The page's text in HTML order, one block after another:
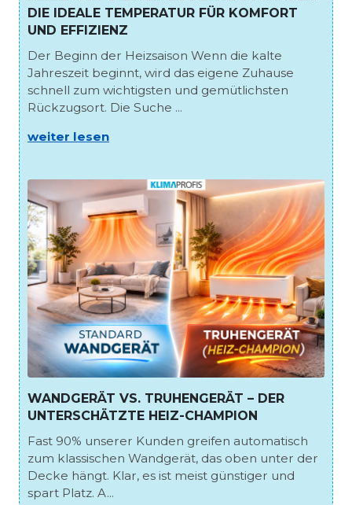
DIE IDEALE TEMPERATUR FÜR KOMFORT
UND EFFIZIENZ
Der Beginn der Heizsaison Wenn die kalte
Jahreszeit beginnt, wird das eigene Zuhause
schnell zum wichtigsten und gemütlichsten
Rückzugsort. Die Suche ...
weiter lesen
WANDGERÄT VS. TRUHENGERÄT – DER
UNTERSCHÄTZTE HEIZ-CHAMPION
Fast 90% unserer Kunden greifen automatisch
zum klassischen Wandgerät, das oben unter der
Decke hängt. Klar, es ist meist günstiger und
spart Platz. A...